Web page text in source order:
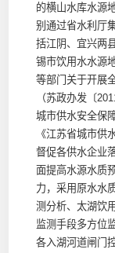
的横山水库水源
别通过省水利厅
括江阴、宜兴两
锡市饮用水水源
等部门关于开展
（苏政办发〔
城市供水安全保
《江苏省城市供
督促各供水企业
面提高水源水质
力，采用原水水
测分析、太湖饮
监测手段多方位
各入湖河道闸门